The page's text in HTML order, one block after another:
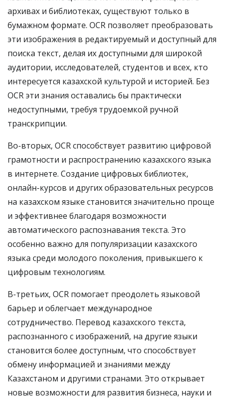
архивах и библиотеках, существуют только в
бумажном формате. OCR позволяет преобразовать
эти изображения в редактируемый и доступный для
поиска текст, делая их доступными для широкой
аудитории, исследователей, студентов и всех, кто
интересуется казахской культурой и историей. Без
OCR эти знания оставались бы практически
недоступными, требуя трудоемкой ручной
транскрипции.
Во-вторых, OCR способствует развитию цифровой
грамотности и распространению казахского языка
в интернете. Создание цифровых библиотек,
онлайн-курсов и других образовательных ресурсов
на казахском языке становится значительно проще
и эффективнее благодаря возможности
автоматического распознавания текста. Это
особенно важно для популяризации казахского
языка среди молодого поколения, привыкшего к
цифровым технологиям.
В-третьих, OCR помогает преодолеть языковой
барьер и облегчает международное
сотрудничество. Перевод казахского текста,
распознанного с изображений, на другие языки
становится более доступным, что способствует
обмену информацией и знаниями между
Казахстаном и другими странами. Это открывает
новые возможности для развития бизнеса, науки и